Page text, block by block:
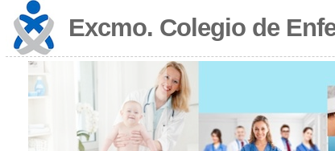
Excmo. Colegio de